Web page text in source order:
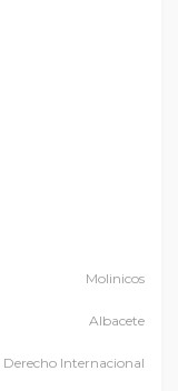
Molinicos
Albacete
Internacional